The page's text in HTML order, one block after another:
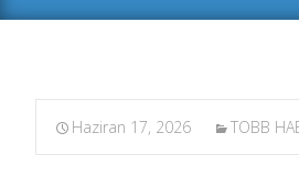
Haziran 17, 2026 TOBB